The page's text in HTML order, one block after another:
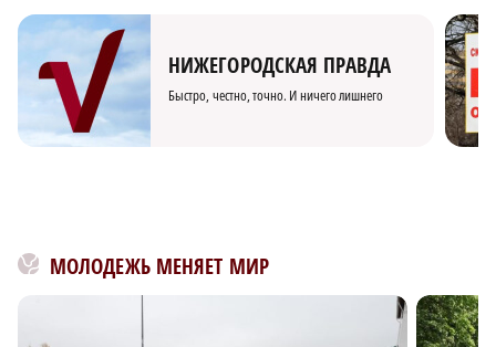
НИЖЕГОРОДСКАЯ ПРАВДА
Быстро, честно, точно. И ничего лишнего
МОЛОДЕЖЬ МЕНЯЕТ МИР